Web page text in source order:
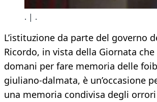
. | .
L’istituzione da parte del governo
Ricordo, in vista della Giornata che
domani per fare memoria delle
giuliano-dalmata, è un’occasione
una memoria condivisa degli